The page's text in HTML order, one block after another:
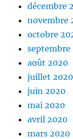
décembre
novembre
octobre
septembre
août 2020
juillet 2020
juin 2020
mai 2020
avril 2020
mars 2020